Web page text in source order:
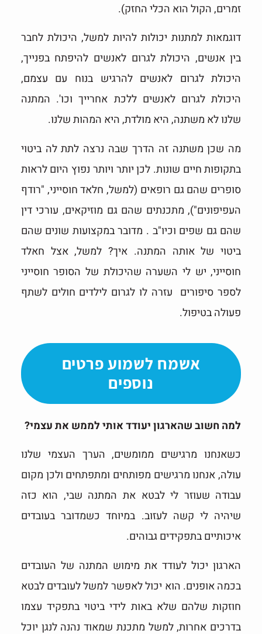
זמרים, הקול הוא הכלי החזק).
דוגמאות למתנות יכולות להיות למשל, היכולת לחבר
בין אנשים, היכולת לגרום לאנשים להיפתח בפנייך,
היכולת לגרום לאנשים להרגיש בנוח עם עצמם,
היכולת לגרום לאנשים ללכת אחרייך וכו'. המתנה
שלנו לא משתנה, היא מולדת, היא המהות שלנו.
מה שכן משתנה זה הדרך שבה נרצה לתת לה ביטוי
בתקופות חיים שונות. לכן יותר ויותר נפוץ היום לראות
סופרים שהם גם רופאים (למשל, חלאד חוסייני, "רודף
העפיפונים"), מתכנתים שהם גם מוזיקאים, עורכי דין
שהם גם שפים וכיו"ב . מדובר במקצועות שונים שהם
ביטוי של אותה המתנה. איך? למשל, אצל חאלד
חוסייני, יש לי השערה שהיכולת של הסופר חוסייני
לספר סיפורים עזרה לו לגרום לילדים חולים לשתף
פעולה בטיפול.
אשמח לשמוע פרטים
נוספים
למה חשוב שהארגון יעודד אותי לממש את עצמי?
כשאנחנו מרגישים ממומשים, הערך העצמי שלנו
עולה, אנחנו מרגישים מפותחים ומתפתחים ולכן מקום
עבודה שעוזר לי לבטא את המתנה שבי, הוא כזה
שיהיה לי קשה לעזוב. במיוחד כשמדובר בעובדים
איכותיים בתפקידים גבוהים.
הארגון יכול לעודד את מימוש המתנה של העובדים
בכמה אופנים. הוא יכול לאפשר למשל לעובדים לבטא
חוזקות שלהם שלא באות לידי ביטוי בתפקיד עצמו
בדרכים אחרות, למשל מתכנת שמאוד נהנה לנגן יוכל